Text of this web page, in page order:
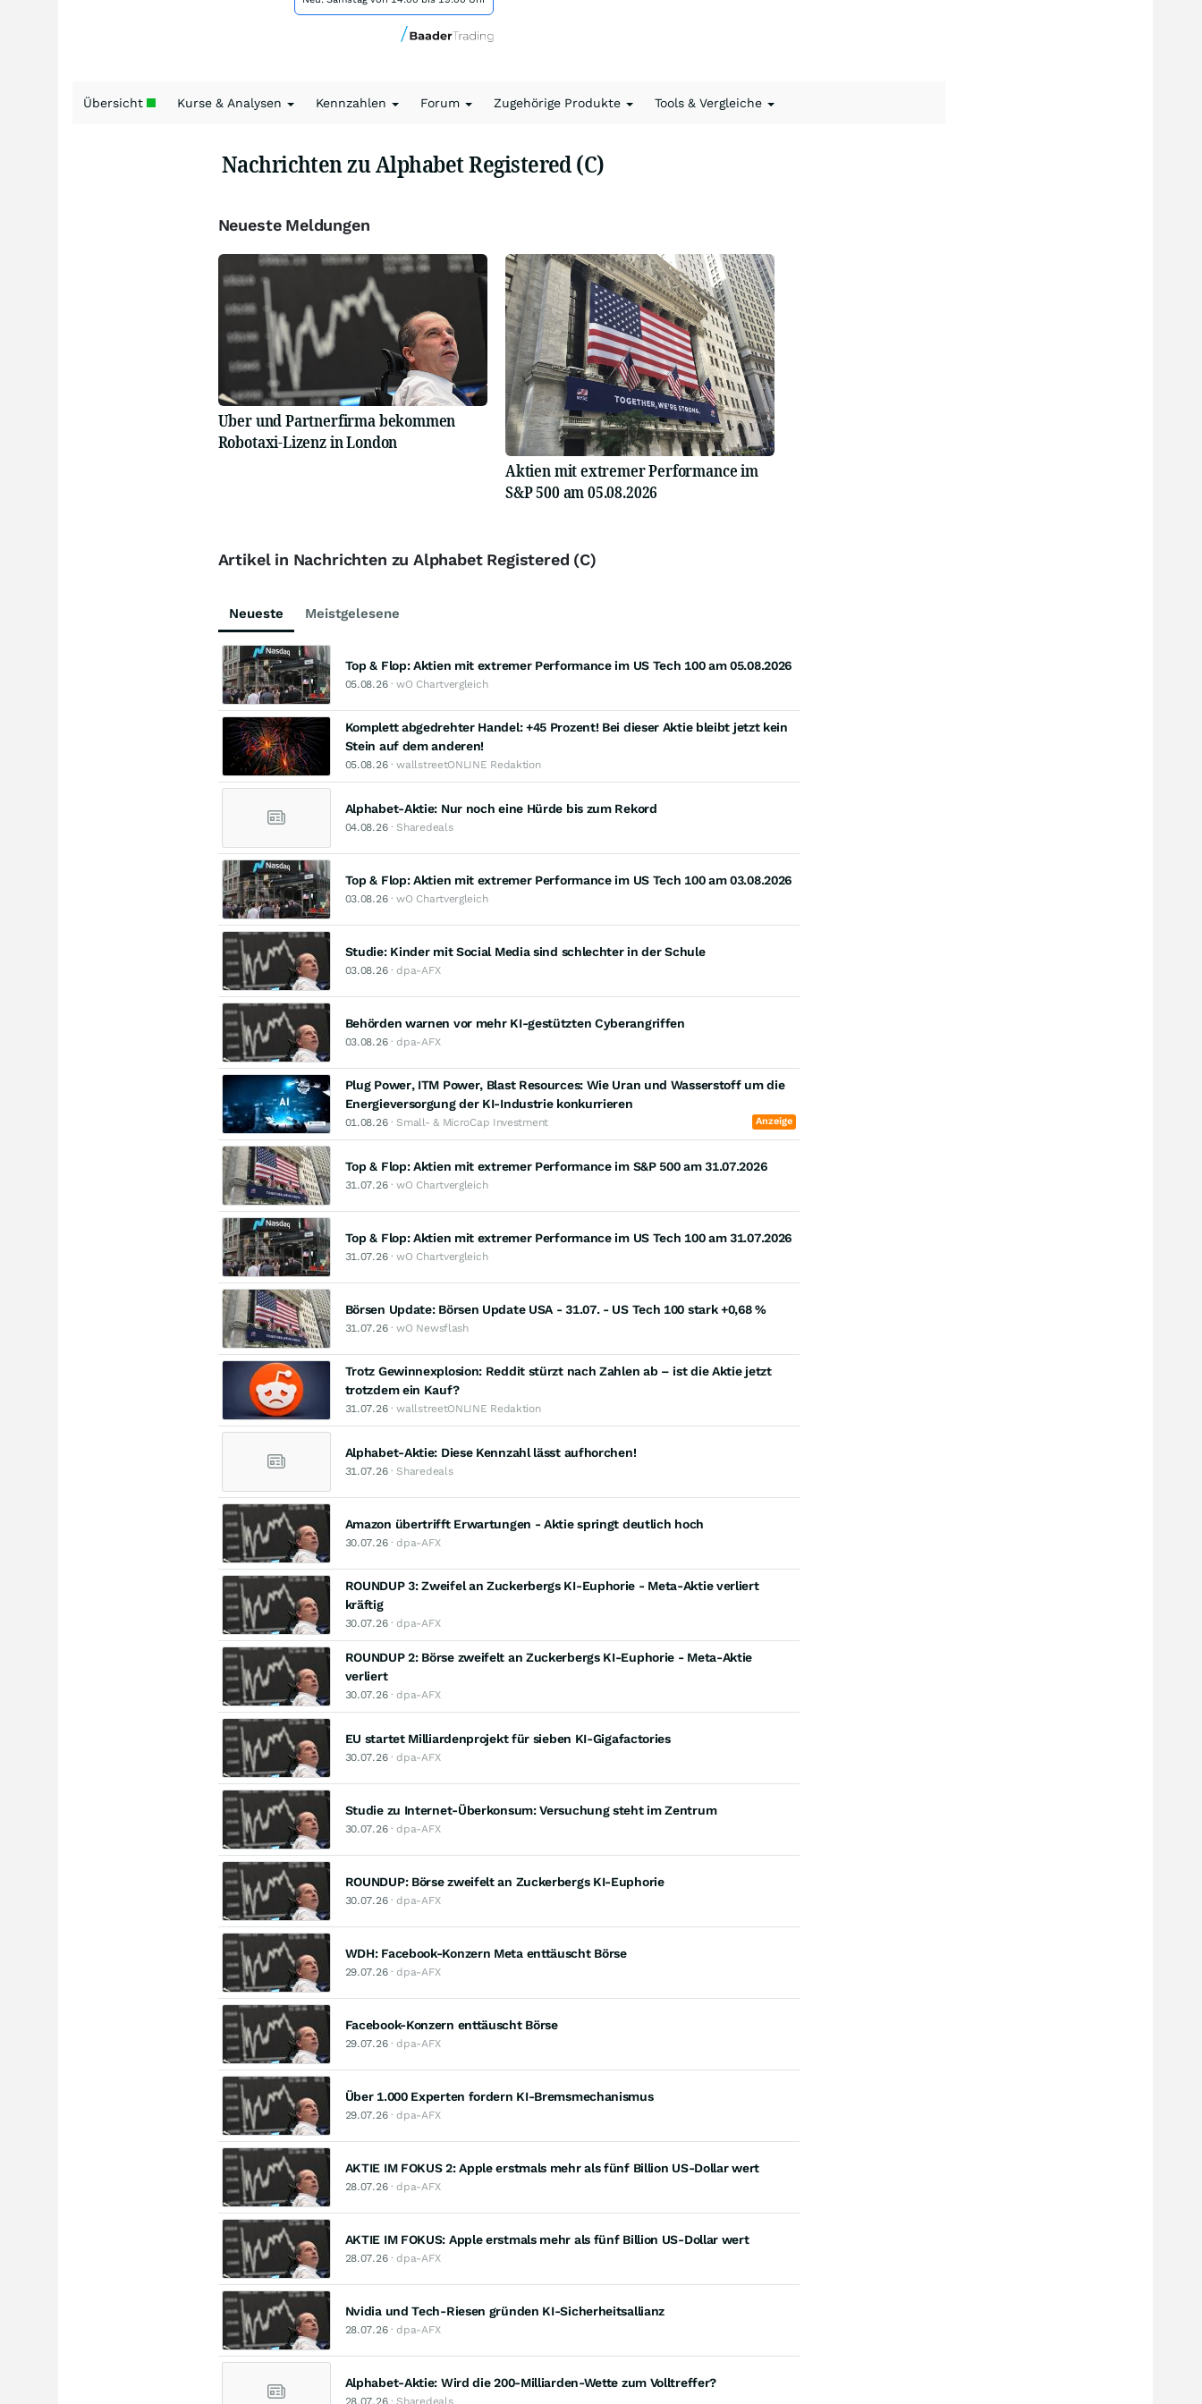
Übersicht Kurse & Analysen Kennzahlen Forum Zugehörige Produkte Tools & Vergleiche
Nachrichten zu Alphabet Registered (C)
Neueste Meldungen
Uber und Partnerfirma bekommen
Robotaxi-Lizenz in London
Aktien mit extremer Performance im
S&P 500 am 05.08.2026
Artikel in Nachrichten zu Alphabet Registered (C)
Neueste Meistgelesene
Top & Flop: Aktien mit extremer Performance im US Tech 100 am 05.08.2026
05.08.26· wO Chartvergleich
Komplett abgedrehter Handel: +45 Prozent! Bei dieser Aktie bleibt jetzt kein
Stein auf dem anderen!
05.08.26· wallstreetONLINE Redaktion
Alphabet-Aktie: Nur noch eine Hürde bis zum Rekord
04.08.26· Sharedeals
Top & Flop: Aktien mit extremer Performance im US Tech 100 am 03.08.2026
03.08.26· wO Chartvergleich
Studie: Kinder mit Social Media sind schlechter in der Schule
03.08.26· dpa-AFX
Behörden warnen vor mehr KI-gestützten Cyberangriffen
03.08.26· dpa-AFX
Plug Power, ITM Power, Blast Resources: Wie Uran und Wasserstoff um die
Energieversorgung der KI-Industrie konkurrieren
01.08.26· Small- & MicroCap Investment Anzeige
Top & Flop: Aktien mit extremer Performance im S&P 500 am 31.07.2026
31.07.26· wO Chartvergleich
Top & Flop: Aktien mit extremer Performance im US Tech 100 am 31.07.2026
31.07.26· wO Chartvergleich
Börsen Update: Börsen Update USA - 31.07. - US Tech 100 stark +0,68 %
31.07.26· wO Newsflash
Trotz Gewinnexplosion: Reddit stürzt nach Zahlen ab – ist die Aktie jetzt
trotzdem ein Kauf?
31.07.26· wallstreetONLINE Redaktion
Alphabet-Aktie: Diese Kennzahl lässt aufhorchen!
31.07.26· Sharedeals
Amazon übertrifft Erwartungen - Aktie springt deutlich hoch
30.07.26· dpa-AFX
ROUNDUP 3: Zweifel an Zuckerbergs KI-Euphorie - Meta-Aktie verliert
kräftig
30.07.26· dpa-AFX
ROUNDUP 2: Börse zweifelt an Zuckerbergs KI-Euphorie - Meta-Aktie
verliert
30.07.26· dpa-AFX
EU startet Milliardenprojekt für sieben KI-Gigafactories
30.07.26· dpa-AFX
Studie zu Internet-Überkonsum: Versuchung steht im Zentrum
30.07.26· dpa-AFX
ROUNDUP: Börse zweifelt an Zuckerbergs KI-Euphorie
30.07.26· dpa-AFX
WDH: Facebook-Konzern Meta enttäuscht Börse
29.07.26· dpa-AFX
Facebook-Konzern enttäuscht Börse
29.07.26· dpa-AFX
Über 1.000 Experten fordern KI-Bremsmechanismus
29.07.26· dpa-AFX
AKTIE IM FOKUS 2: Apple erstmals mehr als fünf Billion US-Dollar wert
28.07.26· dpa-AFX
AKTIE IM FOKUS: Apple erstmals mehr als fünf Billion US-Dollar wert
28.07.26· dpa-AFX
Nvidia und Tech-Riesen gründen KI-Sicherheitsallianz
28.07.26· dpa-AFX
Alphabet-Aktie: Wird die 200-Milliarden-Wette zum Volltreffer?
28.07.26· Sharedeals